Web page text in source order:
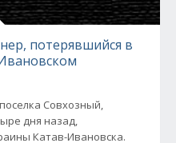
потерявшийся в
Совхозный,
дня назад,
Катав-Ивановска.